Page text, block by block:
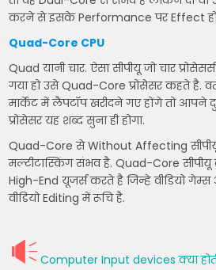
करने से इसके Performance पर Effect
Quad-Core CPU
Quad यानी चार. ऐसा सीपीयू जो चार
गया हो उसे Quad-Core प्रोसेसर कहते है.
मार्केट में लैपटॉप खरीदने गए होंगे तो आपने
प्रोसेसर यह शब्द सुना ही होगा.
Quad-Core से Without Affecting
मल्टीटास्किंग संभव है. Quad-Core सीपीयू
High-End यूजर्स करते है जिन्हे वीडियो
वीडियो Editing में रूचि है.
Computer Input devices क्या